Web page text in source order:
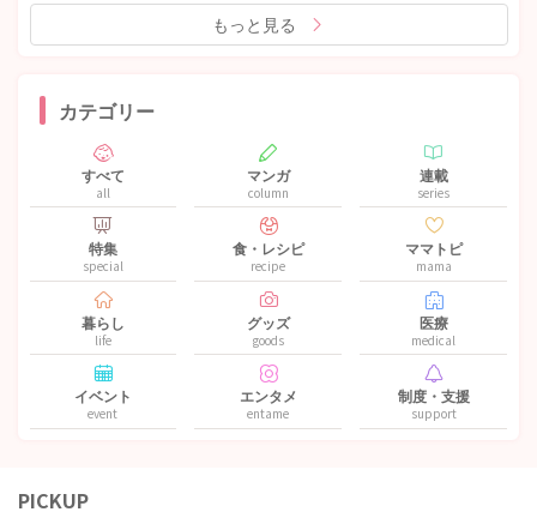
もっと見る
カテゴリー
すべて
all
マンガ
column
連載
series
特集
special
食・レシピ
recipe
ママトピ
mama
暮らし
life
グッズ
goods
医療
medical
イベント
event
エンタメ
entame
制度・支援
support
PICKUP